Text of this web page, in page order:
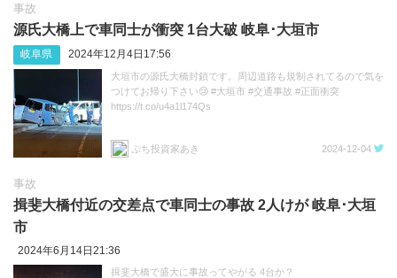
事故
源氏大橋上で車同士が衝突 1台大破 岐阜･大垣市
岐阜県 2024年12月4日17:56
大垣市の源氏大橋封鎖です。周辺道路も規制されてるので気を
つけてお帰り下さい😢 #大垣市 #交通事故 #正面衝突
https://t.co/u4a1l174Qs
ぷち投資家あき 2024-12-04
事故
揖斐大橋付近の交差点で車同士の事故 2人けが 岐阜･大垣
市
2024年6月14日21:36
揖斐大橋で盛大に事故ってやがる 4台か？